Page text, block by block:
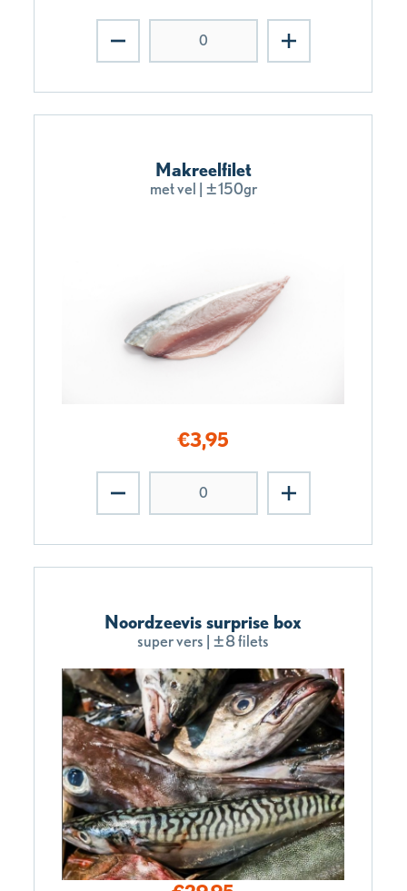
Makreelfilet
met vel | ±150gr
€3,95
Noordzeevis surprise box
super vers | ±8 filets